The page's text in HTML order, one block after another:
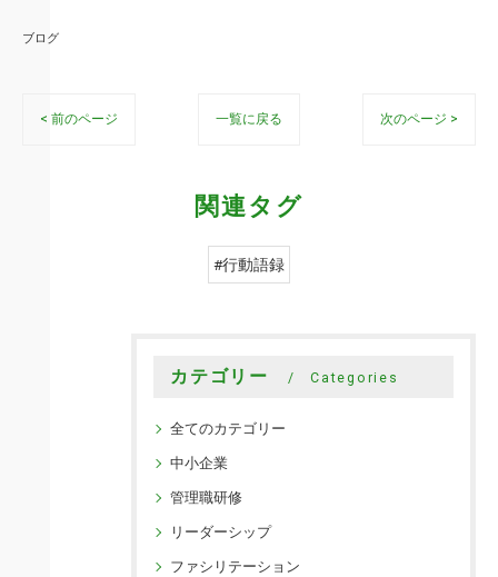
ブログ
< 前のページ 一覧に戻る 次のページ >
関連タグ
#行動語録
カテゴリー Categories
全てのカテゴリー
中小企業
管理職研修
リーダーシップ
ファシリテーション